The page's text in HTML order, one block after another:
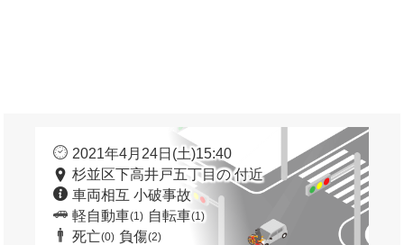
2021年4月24日(土)15:40
杉並区下高井戸五丁目の 付近
車両相互 小破事故
軽自動車(1) 自転車(1)
死亡(0) 負傷(2)